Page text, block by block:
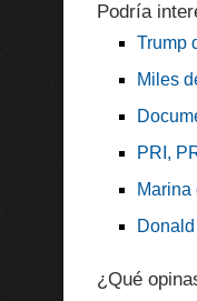
Podría
Trump
Miles
PRI,
¿Qué